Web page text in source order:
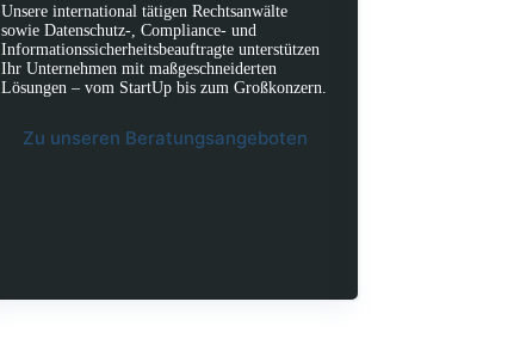
Unsere international tätigen Rechtsanwälte
sowie Datenschutz-, Compliance- und
Informationssicherheitsbeauftragte unterstützen
Ihr Unternehmen mit maßgeschneiderten
Lösungen – vom StartUp bis zum Großkonzern.
Zu unseren Beratungsangeboten